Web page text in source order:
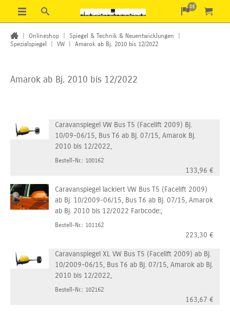
DE
Onlineshop Spiegel & Technik & Neuentwicklungen
Spezialspiegel
VW Amarok ab Bj. 2010 bis 12/2022
Amarok ab Bj. 2010 bis 12/2022
Caravanspiegel VW Bus T5 (Facelift 2009) Bj.
10/09-06/15, Bus T6 ab Bj. 07/15, Amarok Bj.
2010 bis 12/2022,
Bestell-Nr.: 100162
133,96 €
Caravanspiegel lackiert VW Bus T5 (Facelift 2009)
ab Bj. 10/2009-06/15, Bus T6 ab Bj. 07/15, Amarok
ab Bj. 2010 bis 12/2022 Farbcode:,
Bestell-Nr.: 101162
223,30 €
Caravanspiegel XL VW Bus T5 (Facelift 2009) ab Bj.
10/2009-06/15, Bus T6 ab Bj. 07/15, Amarok ab Bj.
2010 bis 12/2022,
Bestell-Nr.: 102162
163,67 €